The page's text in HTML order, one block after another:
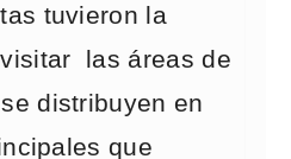
tuvieron la
las áreas de
distribuyen en
que